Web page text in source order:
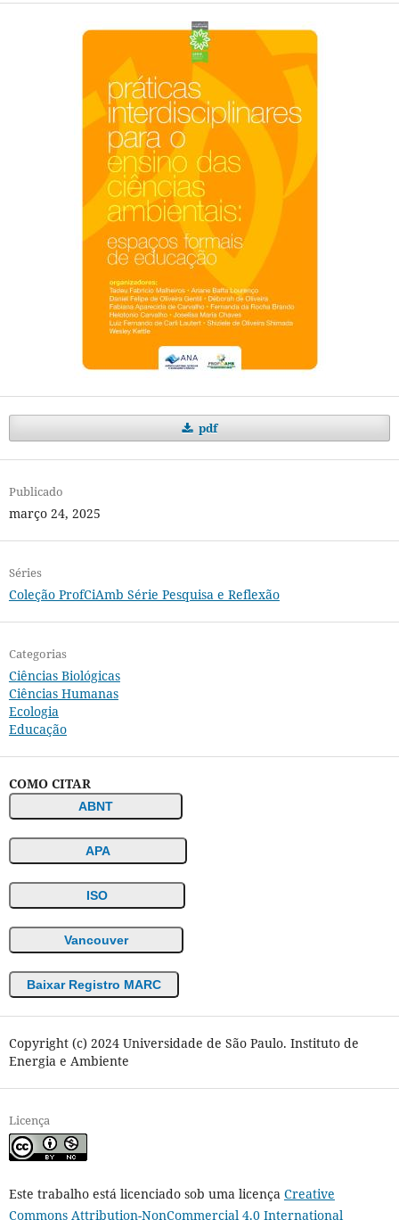
pdf
Publicado
março 24, 2025
Séries
Coleção ProfCiAmb Série Pesquisa e Reflexão
Categorias
Ciências Biológicas
Ciências Humanas
Ecologia
Educação
COMO CITAR
ABNT
APA
ISO
Vancouver
Baixar Registro MARC
Copyright (c) 2024 Universidade de São Paulo. Instituto de
Energia e Ambiente
Licença
Este trabalho está licenciado sob uma licença Creative
Commons Attribution-NonCommercial 4.0 International